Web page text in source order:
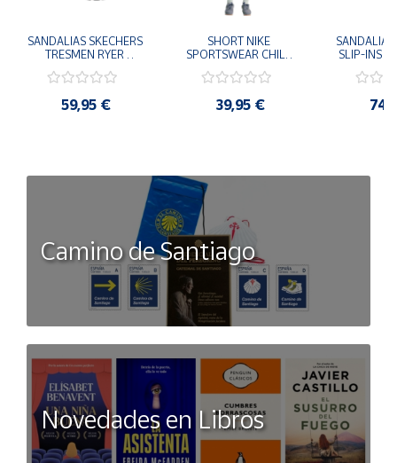
SANDALIAS SKECHERS
TRESMEN RYER
205112-CHOC
COMODAS
59,95 €
SHORT NIKE
SPORTSWEAR CHILL
006 PANTALONES
39,95 €
SANDALIAS
SLIP-INS
Camino de Santiago
Novedades en Libros